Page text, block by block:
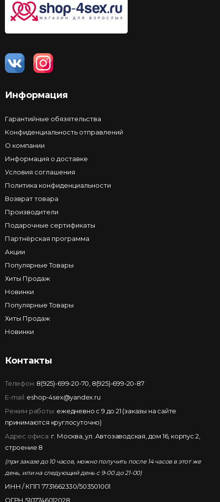
Информация
Гарантийные обязятельства
Конфиденциальность отправлений
О компании
Информация о доставке
Условия соглашения
Политика конфиденциальности
Возврат товара
Производители
Подарочные сертификаты
Партнёрская программа
Акции
Популярные Товары
Хиты Продаж
Новинки
Популярные Товары
Хиты Продаж
Новинки
Контакты
Телефон: 8(925)-699-20-70 8(925)-699-20-87
E-mail: eshop-4sex@yandex.ru
Режим работы: ежедневно с 9 до 21 (заказы на сайте
принимаются круглосуточно)
Адрес офиса: г. Москва, ул. Автозаводская, дом 16, корпус 2,
строение 8
(при заказе до 10 часов, можно получить после 14 часов в этот же
день, или на следующий день с 9-00 до 21-00)
ИНН / КПП 7731662330/503501001
ОГРН 5107746012028